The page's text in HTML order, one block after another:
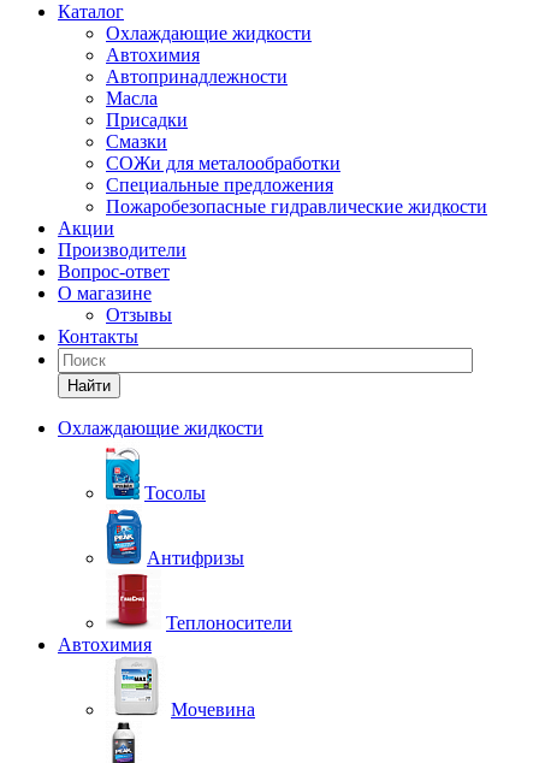
Каталог
Охлаждающие жидкости
Автохимия
Автопринадлежности
Масла
Присадки
Смазки
СОЖи для металообработки
Специальные предложения
Пожаробезопасные гидравлические жидкости
Акции
Производители
Вопрос-ответ
О магазине
Отзывы
Контакты
Найти
Охлаждающие жидкости
Тосолы
Антифризы
Теплоносители
Автохимия
Мочевина